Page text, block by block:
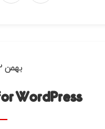
بهمن ۲۲, ۱۴۰۳
WordPress